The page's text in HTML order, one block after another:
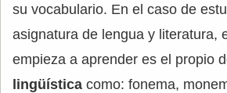
su vocabulario. En el caso de
asignatura de lengua y literatura,
empieza a aprender es el propio
lingüística como: fonema,